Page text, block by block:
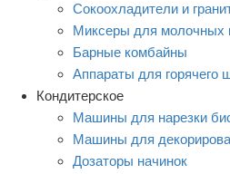
Сокоохладители и
Миксеры для молочных
Барные комбайны
Аппараты для горячего
Кондитерское
Машины для нарезки
Машины для
Дозаторы начинок